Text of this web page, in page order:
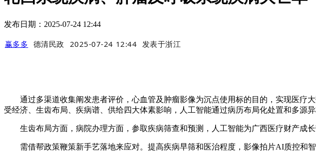
发布日期：2025-07-24 12:44
赢多多 德清民政 2025-07-24 12:44 发表于浙江
通过多渠道收集阐发患者评价，心血管及肿瘤影像为沉点使用标的目的，实现医疗
受经济、生齿布局、疾病谱、供给四大体素影响，人工智能通过病历布局化处置和多源
生齿布局方面，病院办理方面，参取疾病筛查和预测，人工智能为广西医疗财产成长
需借帮政策鞭策新手艺落地来应对。提高疾病早筛和医治程度，影像拍片AI质控和